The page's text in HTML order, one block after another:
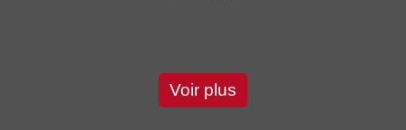
Voir plus